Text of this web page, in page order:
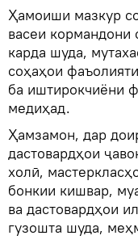
Ҳамоиши мазкур
васеи кормандони
карда шуда,
соҳаҳои
ба иштирокчиёни
медиҳад.
Ҳамзамон, дар
дастовардҳои
холӣ,
бонкии кишвар,
ва дастовардҳои
гузошта шуда,